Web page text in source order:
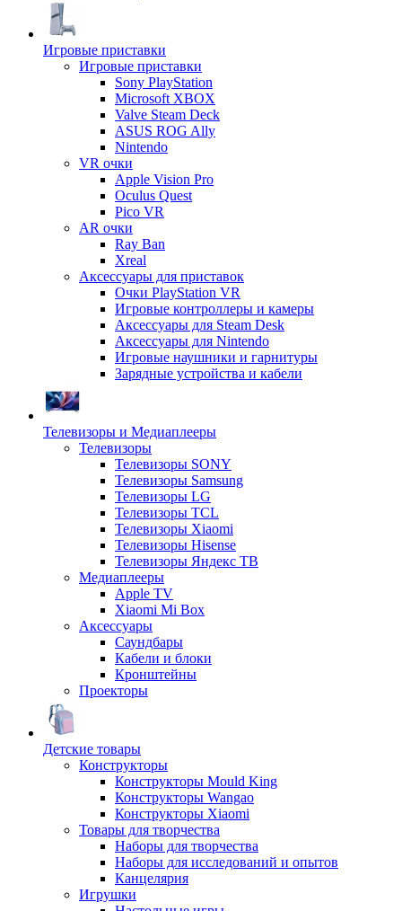
Игровые приставки
Игровые приставки
Sony PlayStation
Microsoft XBOX
Valve Steam Deck
ASUS ROG Ally
Nintendo
VR очки
Apple Vision Pro
Oculus Quest
Pico VR
AR очки
Ray Ban
Xreal
Аксессуары для приставок
Очки PlayStation VR
Игровые контроллеры и камеры
Аксессуары для Steam Desk
Аксессуары для Nintendo
Игровые наушники и гарнитуры
Зарядные устройства и кабели
Телевизоры и Медиаплееры
Телевизоры
Телевизоры SONY
Телевизоры Samsung
Телевизоры LG
Телевизоры TCL
Телевизоры Xiaomi
Телевизоры Hisense
Телевизоры Яндекс ТВ
Медиаплееры
Apple TV
Xiaomi Mi Box
Аксессуары
Саундбары
Кабели и блоки
Кронштейны
Проекторы
Детские товары
Конструкторы
Конструкторы Mould King
Конструкторы Wangao
Конструкторы Xiaomi
Товары для творчества
Наборы для творчества
Наборы для исследований и опытов
Канцелярия
Игрушки